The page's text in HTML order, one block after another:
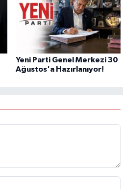
Yeni Parti Genel Merkezi 30
Ağustos'a Hazırlanıyor!